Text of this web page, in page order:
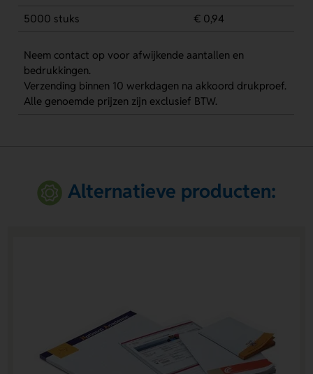
5000 stuks € 0,94
Neem contact op voor afwijkende aantallen en
bedrukkingen.
Verzending binnen 10 werkdagen na akkoord drukproef.
Alle genoemde prijzen zijn exclusief BTW.
Alternatieve producten: